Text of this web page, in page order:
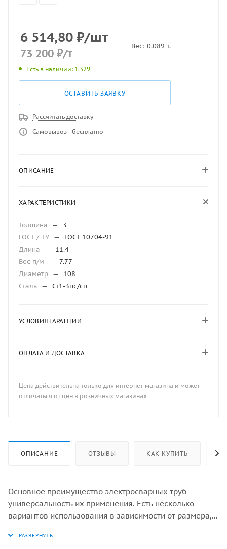
6 514,80 ₽/шт
73 200 ₽/т
Есть в наличии: 1.329
ОСТАВИТЬ ЗАЯВКУ
Вес: 0.089 т.
Рассчитать доставку
Самовывоз - бесплатно
ОПИСАНИЕ
ХАРАКТЕРИСТИКИ
Толщина —
3
ГОСТ / ТУ —
ГОСТ 10704-91
Длина
—
11.4
Вес п/м
—
7.77
Диаметр —
108
Сталь — Ст1-3пс/сп
УСЛОВИЯ ГАРАНТИИ
ОПЛАТА И ДОСТАВКА
Цена действительна только для интернет-магазина и может
отличаться от цен в розничных магазинах
ОПИСАНИЕ ОТЗЫВЫ КАК КУПИТЬ
Основное преимущество электросварных труб –
универсальность их применения. Есть несколько
вариантов использования в зависимости от размера,
разделены на прямошовные и